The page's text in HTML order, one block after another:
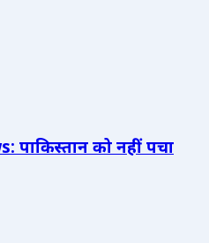
पाकिस्तान को नहीं पचा